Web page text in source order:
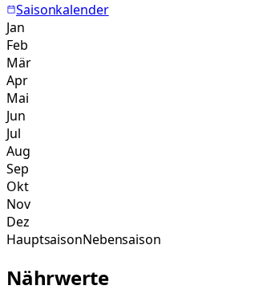
Saisonkalender
Jan
Feb
Mär
Apr
Mai
Jun
Jul
Aug
Sep
Okt
Nov
Dez
HauptsaisonNebensaison
Nährwerte